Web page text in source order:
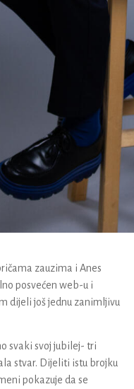
zauzima i Anes
posvećen web-u i
dijeli još jednu zanimljivu
svaki svoj jubilej- tri
stvar. Dijeliti istu brojku
pokazuje da se